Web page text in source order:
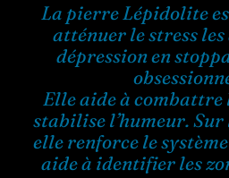
La pierre Lépidolite
atténuer le stress les
dépression en
Elle aide à combattre
stabilise l’humeur.
elle renforce le
aide à identifier les